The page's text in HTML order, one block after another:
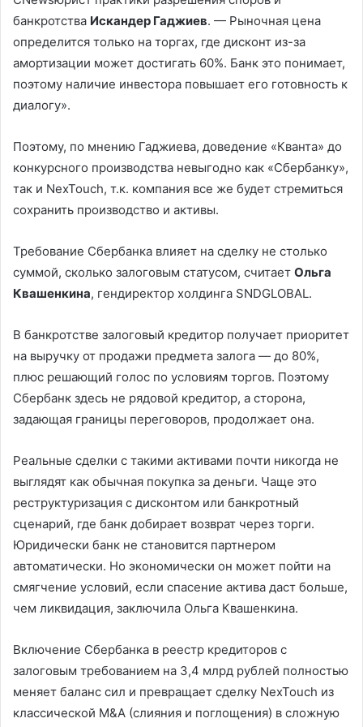
банкротства Искандер Гаджиев. — Рыночная цена
определится только на торгах, где дисконт из-за
амортизации может достигать 60%. Банк это понимает,
поэтому наличие инвестора повышает его готовность к
диалогу».
Поэтому, по мнению Гаджиева, доведение «Кванта» до
конкурсного производства невыгодно как «Сбербанку»,
так и NexTouch, т.к. компания все же будет стремиться
сохранить производство и активы.
Требование Сбербанка влияет на сделку не столько
суммой, сколько залоговым статусом, считает Ольга
Квашенкина, гендиректор холдинга SNDGLOBAL.
В банкротстве залоговый кредитор получает приоритет
на выручку от продажи предмета залога — до 80%,
плюс решающий голос по условиям торгов. Поэтому
Сбербанк здесь не рядовой кредитор, а сторона,
задающая границы переговоров, продолжает она.
Реальные сделки с такими активами почти никогда не
выглядят как обычная покупка за деньги. Чаще это
реструктуризация с дисконтом или банкротный
сценарий, где банк добирает возврат через торги.
Юридически банк не становится партнером
автоматически. Но экономически он может пойти на
смягчение условий, если спасение актива даст больше,
чем ликвидация, заключила Ольга Квашенкина.
Включение Сбербанка в реестр кредиторов с
залоговым требованием на 3,4 млрд рублей полностью
меняет баланс сил и превращает сделку NexTouch из
классической M&A (слияния и поглощения) в сложную